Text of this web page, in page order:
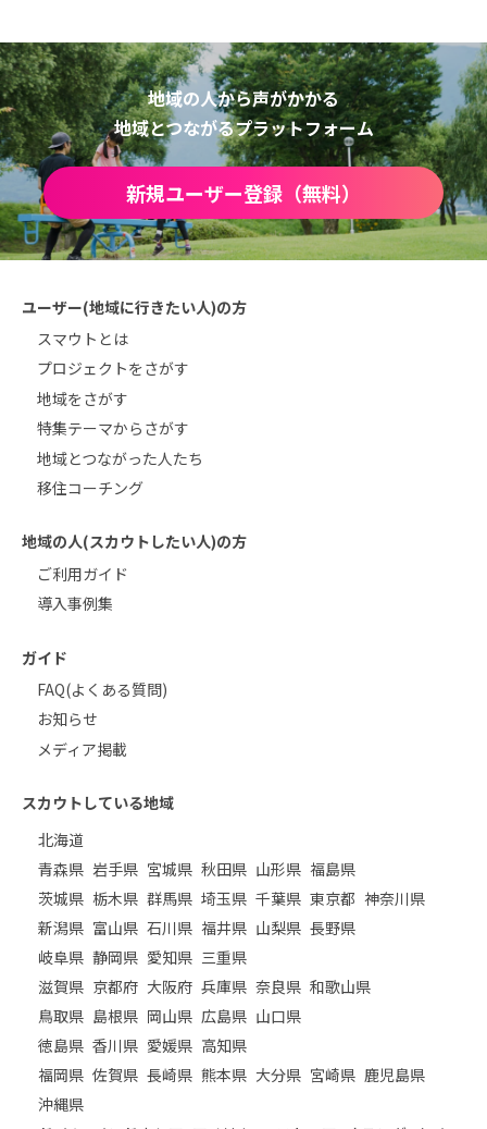
地域の人から声がかかる
地域とつながるプラットフォーム
新規ユーザー登録（無料）
ユーザー(地域に行きたい人)の方
スマウトとは
プロジェクトをさがす
地域をさがす
特集テーマからさがす
地域とつながった人たち
移住コーチング
地域の人(スカウトしたい人)の方
ご利用ガイド
導入事例集
ガイド
FAQ(よくある質問)
お知らせ
メディア掲載
スカウトしている地域
北海道
青森県 岩手県 宮城県 秋田県 山形県 福島県
茨城県 栃木県 群馬県 埼玉県 千葉県 東京都 神奈川県
新潟県 富山県 石川県 福井県 山梨県 長野県
岐阜県 静岡県 愛知県 三重県
滋賀県 京都府 大阪府 兵庫県 奈良県 和歌山県
鳥取県 島根県 岡山県 広島県 山口県
徳島県 香川県 愛媛県 高知県
福岡県 佐賀県 長崎県 熊本県 大分県 宮崎県 鹿児島県
沖縄県